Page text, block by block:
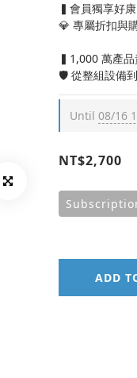
▍會員獨享好康
💎 專屬折扣與
▍1,000 萬產品
🛡️ 從整組設備
Until 08/16
NT$2,700
ADD